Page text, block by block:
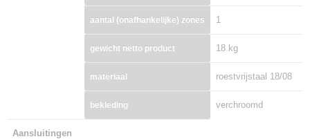
aantal (onafhankelijke) zones 1
gewicht netto product 18 kg
materiaal roestvrijstaal 18/08
bekleding verchroomd
Aansluitingen